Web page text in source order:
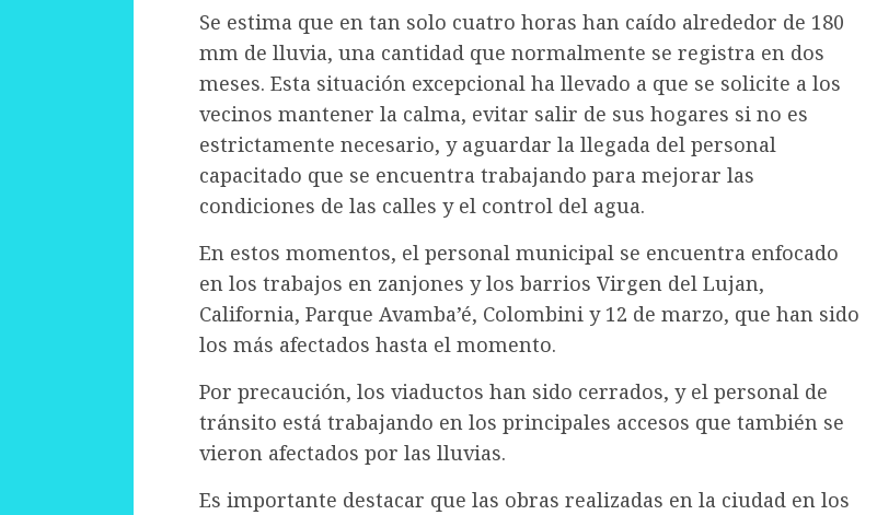
Se estima que en tan solo cuatro horas han caído alrededor de 180
mm de lluvia, una cantidad que normalmente se registra en dos
meses. Esta situación excepcional ha llevado a que se solicite a los
vecinos mantener la calma, evitar salir de sus hogares si no es
estrictamente necesario, y aguardar la llegada del personal
capacitado que se encuentra trabajando para mejorar las
condiciones de las calles y el control del agua.
En estos momentos, el personal municipal se encuentra enfocado
en los trabajos en zanjones y los barrios Virgen del Lujan,
California, Parque Avamba’é, Colombini y 12 de marzo, que han sido
los más afectados hasta el momento.
Por precaución, los viaductos han sido cerrados, y el personal de
tránsito está trabajando en los principales accesos que también se
vieron afectados por las lluvias.
Es importante destacar que las obras realizadas en la ciudad en los